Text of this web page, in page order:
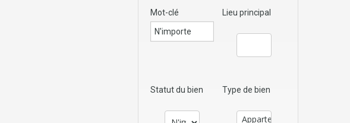
Mot-clé Lieu principal
Statut du bien Type de bien